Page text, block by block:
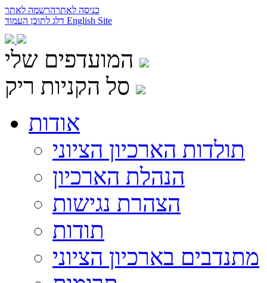
כניסה לאתרהרשמה לאתר
English Site
המועדפים שלי
סל הקניות ריק
אודות
תולדות הארכיון הציוני
הנהלת הארכיון
הצהרת נגישות
תודות
מתנדבים בארכיון הציוני